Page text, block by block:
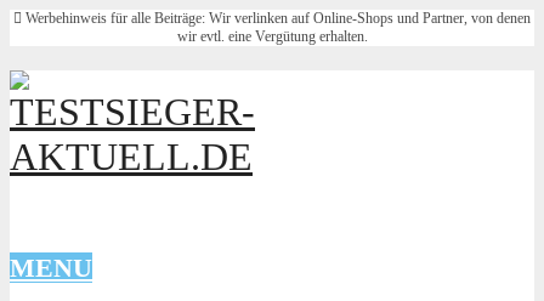
Werbehinweis für alle Beiträge: Wir verlinken auf Online-Shops und Partner, von denen
wir evtl. eine Vergütung erhalten.
MENU